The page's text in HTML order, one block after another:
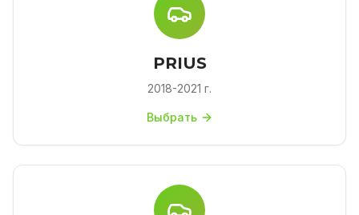
PRIUS
2018-2021 г.
Выбрать